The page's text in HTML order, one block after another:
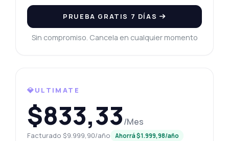
PRUEBA GRATIS 7 DÍAS
Sin compromiso. Cancela en cualquier momento
💎ULTIMATE
$833,33/Mes
Facturado $9.999,90/año Ahorrá $1.999,98/año
¡Hola! Pregúntame lo que quieras sobre
Obtención del precio del platino de
Dharmapuri API — endpoints, precios, tips
de integración, lo que necesites.
¿Cómo puedo recuperar el precio de ayer?
¿Hay un límite en las solicitudes por minuto?
¿Qué puede hacer esta API?